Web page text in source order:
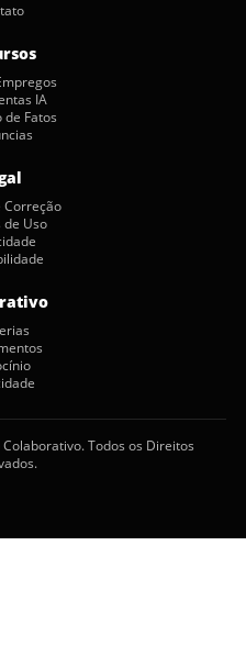
IA
Fatos
Correção
Uso
Todos os Direitos